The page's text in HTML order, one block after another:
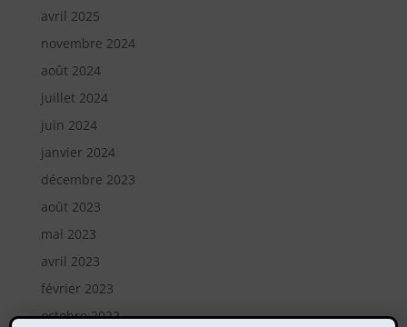
avril 2025
novembre 2024
août 2024
juillet 2024
juin 2024
janvier 2024
décembre 2023
août 2023
mai 2023
avril 2023
février 2023
octobre 2022